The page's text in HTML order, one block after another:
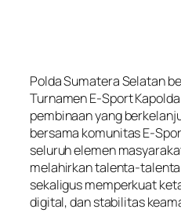
Polda Sumatera Selatan
Turnamen E-Sport
pembinaan yang
bersama komunitas E-
seluruh elemen
melahirkan talenta-
sekaligus memperkuat
digital, dan stabilitas